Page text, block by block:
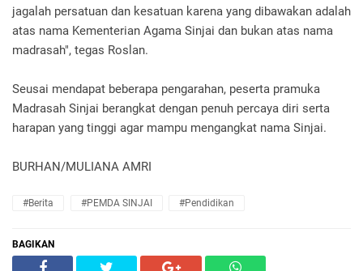
jagalah persatuan dan kesatuan karena yang dibawakan adalah
atas nama Kementerian Agama Sinjai dan bukan atas nama
madrasah", tegas Roslan.
Seusai mendapat beberapa pengarahan, peserta pramuka
Madrasah Sinjai berangkat dengan penuh percaya diri serta
harapan yang tinggi agar mampu mengangkat nama Sinjai.
BURHAN/MULIANA AMRI
#Berita #PEMDA SINJAI #Pendidikan
BAGIKAN